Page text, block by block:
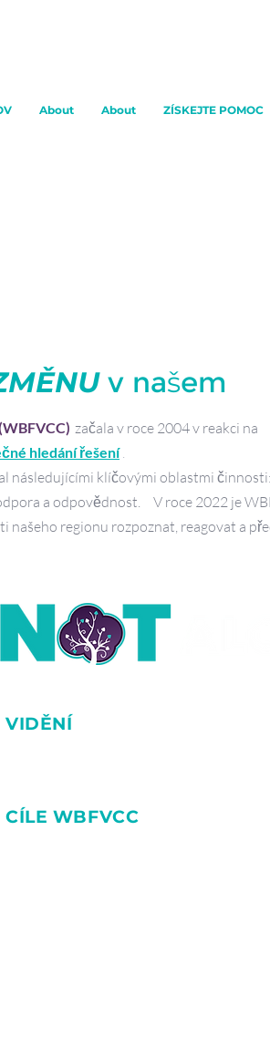
About About ZÍSKEJTE POMOC
v našem
začala v roce 2004 v reakci na
hledání řešení .
následujícími klíčovými oblastmi
a odpovědnost.
V roce 2022 je
regionu rozpoznat, reagovat a
VIDĚNÍ
CÍLE WBFVCC